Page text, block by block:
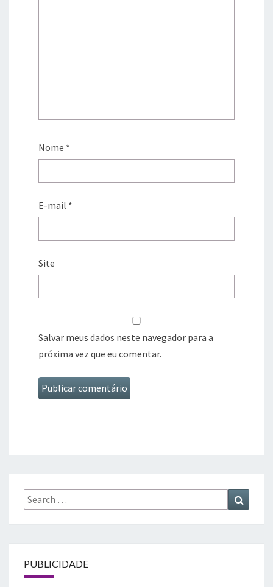
Nome *
E-mail *
Site
Salvar meus dados neste navegador para a
próxima vez que eu comentar.
Search
for:
PUBLICIDADE